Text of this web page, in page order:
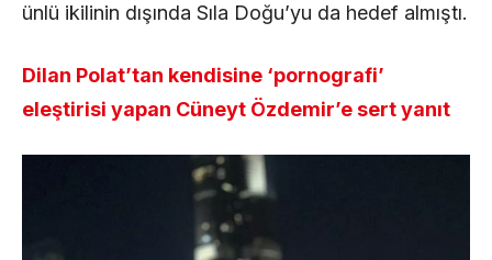
ünlü ikilinin dışında Sıla Doğu’yu da hedef almıştı.
Dilan Polat’tan kendisine ‘pornografi’
eleştirisi yapan Cüneyt Özdemir’e sert yanıt